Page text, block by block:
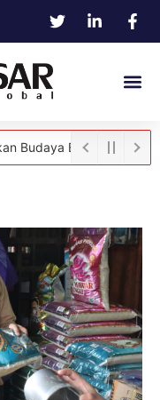
Bugis dan Destinasi